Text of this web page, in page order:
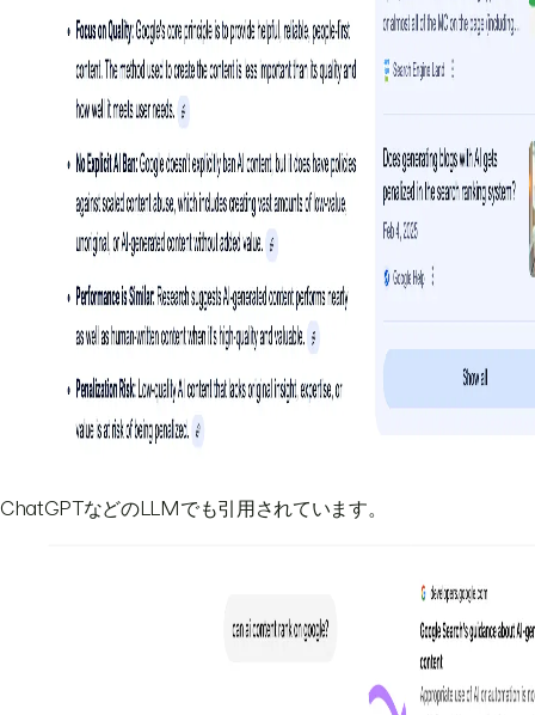
ChatGPTなどのLLMでも引用されています。